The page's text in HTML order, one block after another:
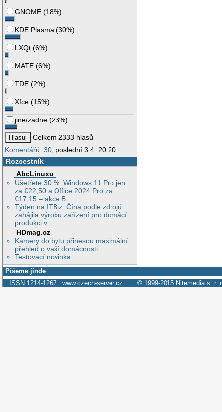
GNOME (18%)
KDE Plasma (30%)
LXQt (6%)
MATE (6%)
TDE (2%)
Xfce (15%)
jiné/žádné (23%)
Celkem 2333 hlasů
Komentářů: 30, poslední 3.4. 20:20
Rozcestník
AbcLinuxu
Ušetřete 30 %: Windows 11 Pro jen
za €22,50 a Office 2024 Pro za
€17,15 – akce B
Týden na ITBiz: Čína podle zdrojů
zahájila výrobu zařízení pro domácí
produkci v
HDmag.cz
Kamery do bytu přinesou maximální
přehled o vaší domácnosti
Testovací novinka
Píšeme jinde
ISSN 1214-1267 www.czech-server.cz © 1999-2015 Nitemedia s. r.